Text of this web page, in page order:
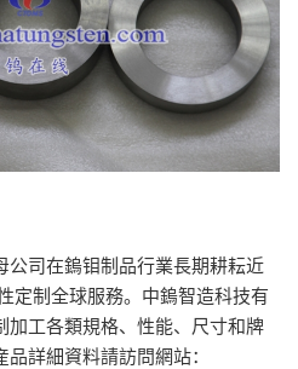
公司在鎢钼制品行業長期耕耘近
定制全球服務。中鎢智造科技有
加工各類規格、性能、尺寸和牌
詳細資料請訪問網站：